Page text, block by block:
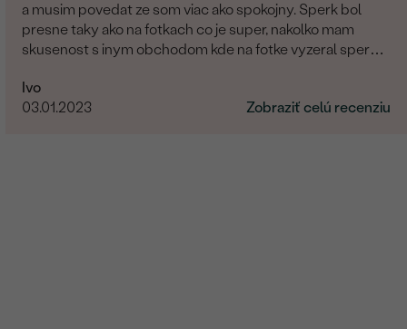
a musim povedat ze som viac ako spokojny. Sperk bol
presne taky ako na fotkach co je super, nakolko mam
skusenost s inym obchodom kde na fotke vyzeral sperk
presne velkostne sedi s realitou (foto na krku). Naviac
sperk prisiel krasne zabaleny aj s rucne pisanym
Ivo
03.01.2023
Zobraziť celú recenziu